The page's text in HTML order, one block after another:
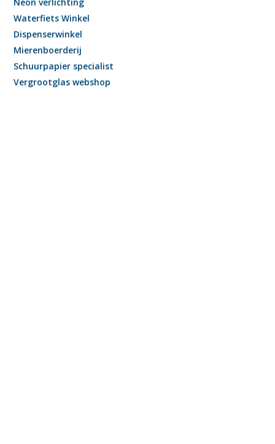
Waterfiets Winkel
Dispenserwinkel
Mierenboerderij
Schuurpapier specialist
Vergrootglas webshop